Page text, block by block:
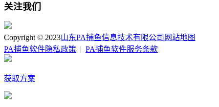
关注我们
Copyright © 2023山东PA捕鱼信息技术有限公司 网站地图
PA捕鱼软件隐私政策
PA捕鱼软件服务条款
获取方案